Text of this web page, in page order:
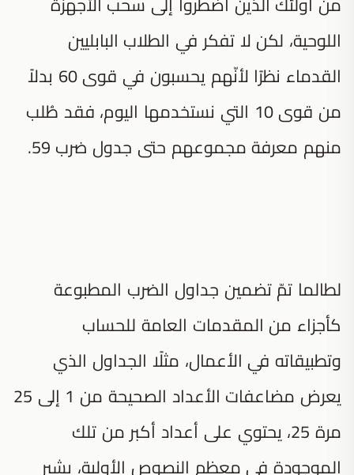
اللوحية، لكن لا تفكر في الطلاب البابليين
القدماء نظرًا لأنّهم يحسبون في قوى 60 بدلاً
من قوى 10 التي نستخدمها اليوم، فقد طُلب
منهم معرفة مجموعهم حتى جدول ضرب 59.
لطالما تمّ تضمين جداول الضرب المطبوعة
كأجزاء من المقدمات العامة للحساب
وتطبيقاته في الأعمال، مثلًا الجداول الذي
يعرض مضاعفات الأعداد الصحيحة من 1 إلى 25
مرة 25، يحتوي على أعداد أكبر من تلك
الموجودة في معظم النصوص الأولية، يشير